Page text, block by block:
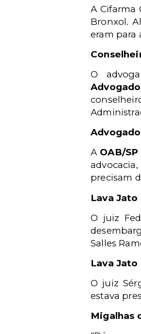
A Cifarma
Bronxol.
eram para
O
A OAB/SP
precisam
Lava Jato
O juiz
Salles
Lava Jato
O juiz
estava
Migalhas